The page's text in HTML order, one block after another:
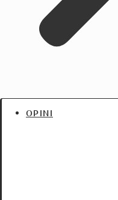
OPINI